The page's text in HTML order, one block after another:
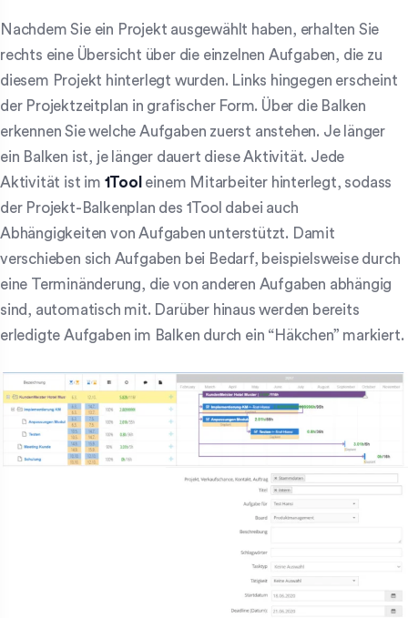
Nachdem Sie ein Projekt ausgewählt haben, erhalten Sie
rechts eine Übersicht über die einzelnen Aufgaben, die zu
diesem Projekt hinterlegt wurden. Links hingegen erscheint
der Projektzeitplan in grafischer Form. Über die Balken
erkennen Sie welche Aufgaben zuerst anstehen. Je länger
ein Balken ist, je länger dauert diese Aktivität. Jede
Aktivität ist im 1Tool einem Mitarbeiter hinterlegt, sodass
der Projekt-Balkenplan des 1Tool dabei auch
Abhängigkeiten von Aufgaben unterstützt. Damit
verschieben sich Aufgaben bei Bedarf, beispielsweise durch
eine Terminänderung, die von anderen Aufgaben abhängig
sind, automatisch mit. Darüber hinaus werden bereits
erledigte Aufgaben im Balken durch ein “Häkchen” markiert.